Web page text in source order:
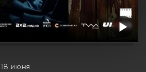
18 июня